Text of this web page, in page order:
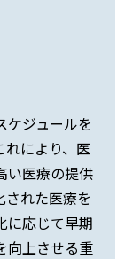
ケジュールを
により、医
い医療の提供
された医療を
に応じて早期
向上させる重